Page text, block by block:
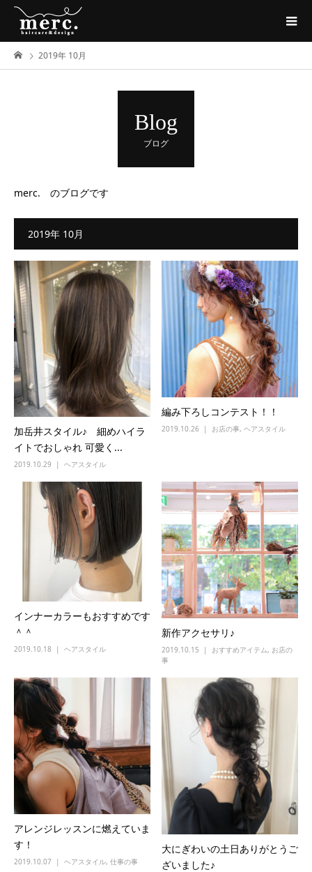
2019年 10月
Blog
ブログ
merc. のブログです
2019年 10月
加岳井スタイル♪ 細めハイラ
イトでおしゃれ 可愛く...
2019.10.29 ヘアスタイル
編み下ろしコンテスト！！
2019.10.26 お店の事, ヘアスタイル
インナーカラーもおすすめです
＾＾
2019.10.18 ヘアスタイル
新作アクセサリ♪
2019.10.15 おすすめアイテム, お店の
事
アレンジレッスンに燃えていま
す！
2019.10.07 ヘアスタイル, 仕事の事
大にぎわいの土日ありがとうご
ざいました♪